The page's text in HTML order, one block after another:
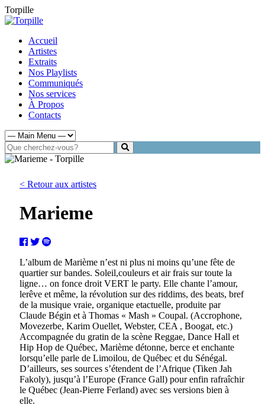
Torpille
Accueil
Artistes
Extraits
Nos Playlists
Communiqués
Nos services
À Propos
Contacts
< Retour aux artistes
Marieme
L’album de Marième n’est ni plus ni moins qu’une fête de
quartier sur bandes. Soleil,couleurs et air frais sur toute la
ligne… on fonce droit VERT le party. Elle chante l’amour,
lerêve et même, la révolution sur des riddims, des beats, bref
de la musique vraie, organique etactuelle, produite par
Claude Bégin et à Thomas « Mash » Coupal. (Accrophone,
Movezerbe, Karim Ouellet, Webster, CEA , Boogat, etc.)
Accompagnée du gratin de la scène Reggae, Dance Hall et
Hip Hop de Québec, Marième détonne, berce et enchante
lorsqu’elle parle de Limoilou, de Québec et du Sénégal.
D’ailleurs, ses sources s’étendent de l’Afrique (Tiken Jah
Fakoly), jusqu’à l’Europe (France Gall) pour enfin rafraîchir
le Québec (Jean-Pierre Ferland) avec ses versions bien à
elle.